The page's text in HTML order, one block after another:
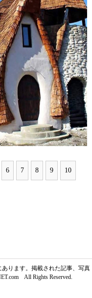
6 7 8 9 10
ります。掲載された記事、写真
All Rights Reserved.